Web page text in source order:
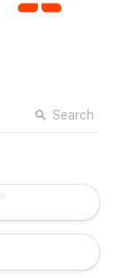
Search